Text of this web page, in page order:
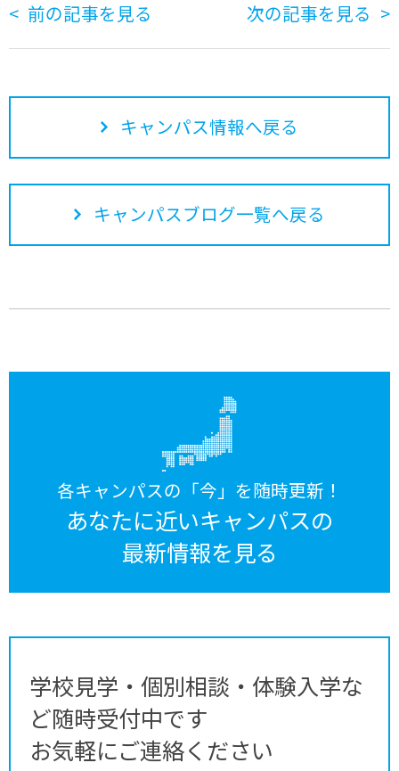
前の記事を見る 次の記事を見る
キャンパス情報へ戻る
キャンパスブログ一覧へ戻る
各キャンパスの「今」を随時更新！
あなたに近いキャンパスの
最新情報を見る
学校見学・個別相談・体験入学な
ど随時受付中です
お気軽にご連絡ください